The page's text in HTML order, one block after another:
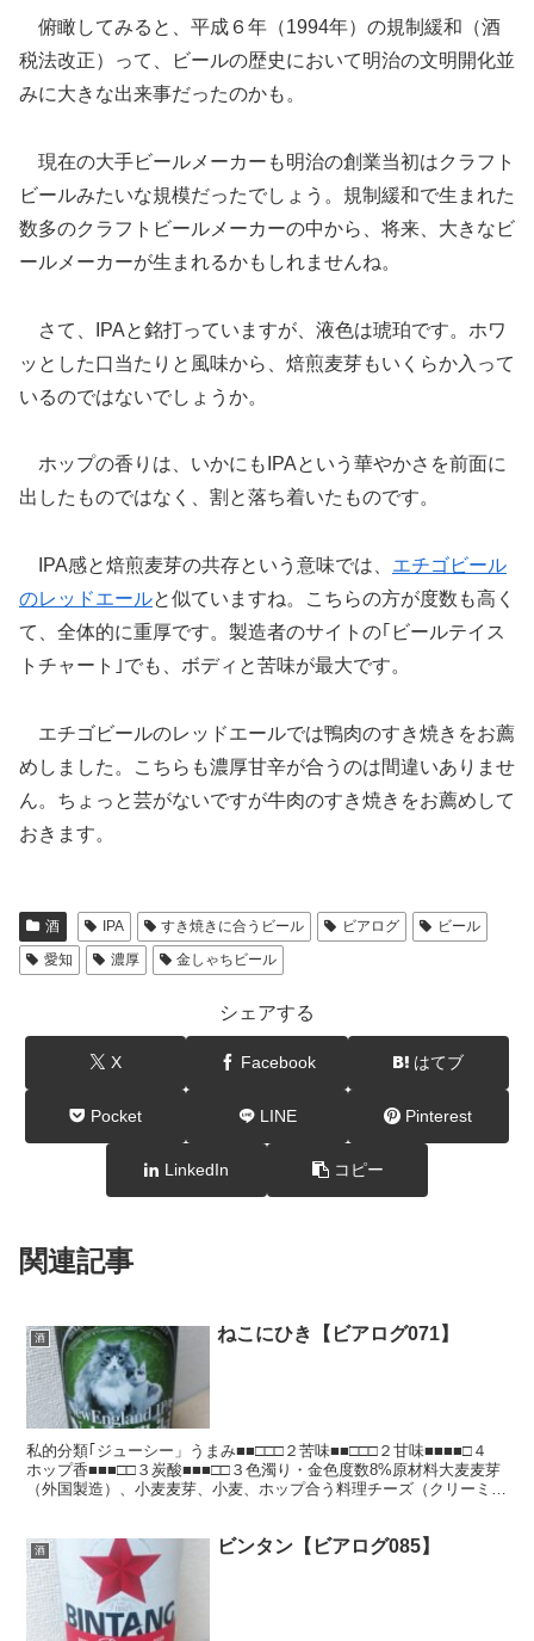
俯瞰してみると、平成６年（1994年）の規制緩和（酒
税法改正）って、ビールの歴史において明治の文明開化並
みに大きな出来事だったのかも。
現在の大手ビールメーカーも明治の創業当初はクラフト
ビールみたいな規模だったでしょう。規制緩和で生まれた
数多のクラフトビールメーカーの中から、将来、大きなビ
ールメーカーが生まれるかもしれませんね。
さて、IPAと銘打っていますが、液色は琥珀です。ホワ
ッとした口当たりと風味から、焙煎麦芽もいくらか入って
いるのではないでしょうか。
ホップの香りは、いかにもIPAという華やかさを前面に
出したものではなく、割と落ち着いたものです。
IPA感と焙煎麦芽の共存という意味では、 エチゴビール
のレッドエールと似ていますね。こちらの方が度数も高く
て、全体的に重厚です。製造者のサイトの｢ビールテイス
トチャート｣でも、ボディと苦味が最大です。
エチゴビールのレッドエールでは鴨肉のすき焼きをお薦
めしました。こちらも濃厚甘辛が合うのは間違いありませ
ん。ちょっと芸がないですが牛肉のすき焼きをお薦めして
おきます。
酒 IPA すき焼きに合うビール ビアログ
ビール
愛知
濃厚 金しゃちビール
シェアする
X Facebook はてブ
Pocket LINE Pinterest
LinkedIn コピー
関連記事
酒 ねこにひき【ビアログ071】
私的分類｢ジューシー」うまみ■■□□□２苦味■■□□□２甘味■■■■□４
ホップ香■■■□□３炭酸■■■□□３色濁り・金色度数8%原材料大麦麦芽
（外国製造）、小麦麦芽、小麦、ホップ合う料理チーズ（クリーミー
酒 ビンタン【ビアログ085】